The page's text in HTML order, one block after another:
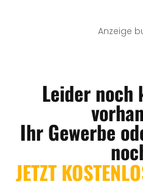
Anzeige
Leider noch
Ihr Gewerbe
JETZT